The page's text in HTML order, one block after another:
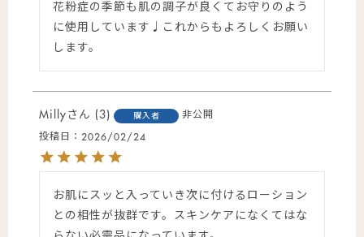
花粉症の季節も肌の調子が良くてお守りのよう
に使用しています♩これからもよろしくお願い
します。
Milly 3 購入者 非公開
投稿日 2026/02/24
お肌にスッと入っていき次に付けるローション
との相性が抜群です。スキンケアになくてはな